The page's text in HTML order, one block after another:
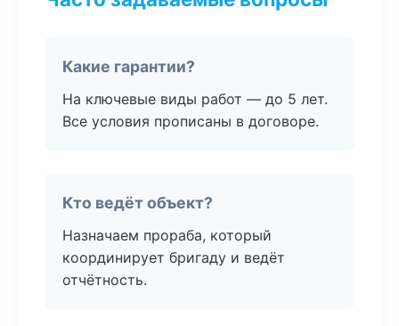
Какие гарантии?
На ключевые виды работ — до 5 лет.
Все условия прописаны в договоре.
Кто ведёт объект?
Назначаем прораба, который
координирует бригаду и ведёт
отчётность.